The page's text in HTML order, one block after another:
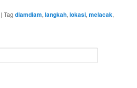
|Tag diamdiam,langkah,lokasi,melacak,